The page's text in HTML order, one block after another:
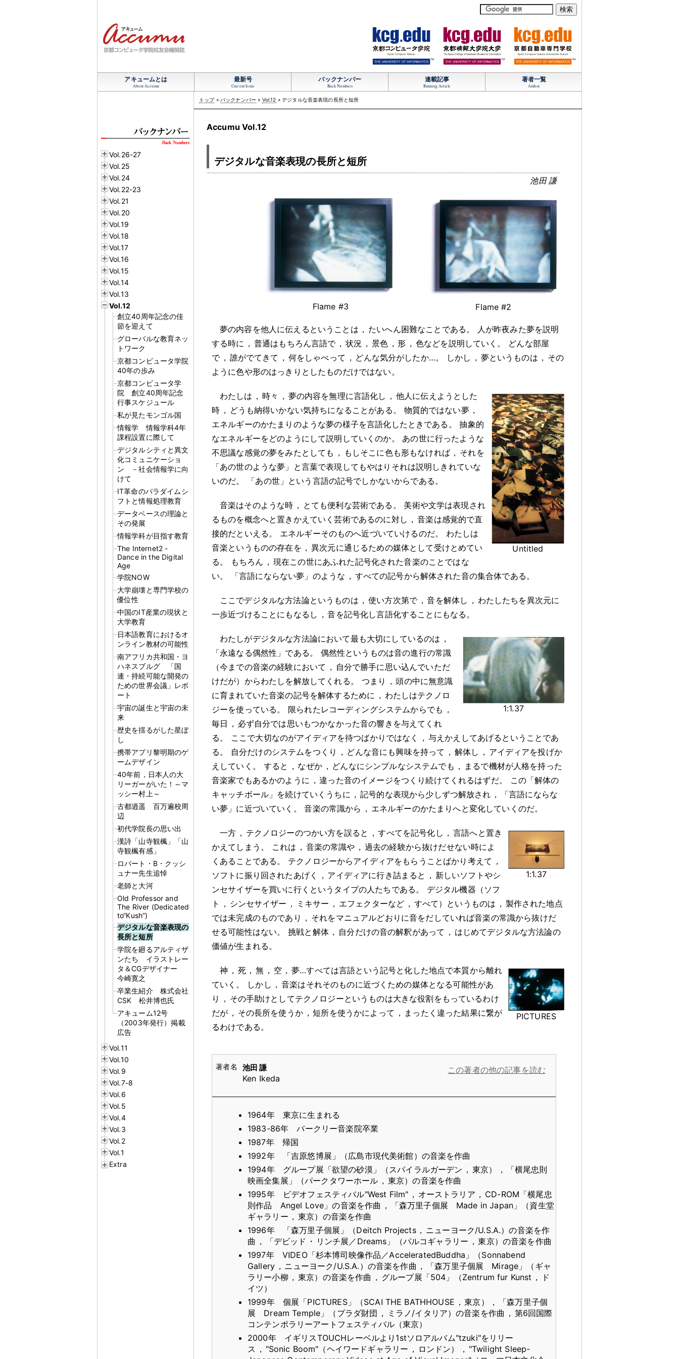
TM TM TM
アキュームとは
About Accumu
最新号
Current Issue
バックナンバー
Back Numbers
連載記事
Running Article
著者一覧
Author
Vol.26-27
Vol.25
Vol.24
Vol.22-23
Vol.21
Vol.20
Vol.19
Vol.18
Vol.17
Vol.16
Vol.15
Vol.14
Vol.13
Vol.12
創立40周年記念の佳
節を迎えて
グローバルな教育ネッ
トワーク
京都コンピュータ学院
40年の歩み
京都コンピュータ学
院 創立40周年記念
行事スケジュール
私が見たモンゴル国
情報学 情報学科4年
課程設置に際して
デジタルシティと異文
化コミュニケーショ
ン －社会情報学に向
けて
IT革命のパラダイムシ
フトと情報処理教育
データベースの理論と
その発展
情報学科が目指す教育
The Internet2 -
Dance in the Digital
Age
学院NOW
大学崩壊と専門学校の
優位性
中国のIT産業の現状と
大学教育
日本語教育におけるオ
ンライン教材の可能性
南アフリカ共和国・ヨ
ハネスブルグ 「国
連・持続可能な開発の
ための世界会議」レポ
ート
宇宙の誕生と宇宙の未
来
歴史を揺るがした星ぼ
し
携帯アプリ黎明期のゲ
ームデザイン
40年前，日本人の大
リーガーがいた！～マ
ッシー村上～
古都逍遥 百万遍校周
辺
初代学院長の思い出
漢詩「山寺観楓」「山
寺観楓有感」
ロバート・B・クッシ
ュナー先生追悼
老師と大河
Old Professor and
The River (Dedicated
to“Kush”)
デジタルな音楽表現の
長所と短所
学院を廻るアルティザ
ンたち イラストレー
タ＆CGデザイナー
今崎寛之
卒業生紹介 株式会社
CSK 松井博也氏
アキューム12号
（2003年発行）掲載
広告
Vol.11
Vol.10
Vol.9
Vol.7-8
Vol.6
Vol.5
Vol.4
Vol.3
Vol.2
Vol.1
Extra
トップ» バックナンバー » Vol.12 » デジタルな音楽表現の長所と短所
Accumu Vol.12
デジタルな音楽表現の長所と短所
池田 謙
Flame #2
Flame #3
夢の内容を他人に伝えるということは ， たいへん困難なことである 。
人が昨夜みた夢を説明
する時に ， 普通はもちろん言語で ， 状況 ， 景色 ， 形 ， 色などを説明していく 。
どんな部屋
で ， 誰がでてきて ， 何をしゃべって ， どんな気分がしたか…。 しかし ， 夢というものは ， その
ように色や形のはっきりとしたものだけではない 。
Untitled
わたしは ， 時々 ， 夢の内容を無理に言語化し ， 他人に伝えようとした
時 ， どうも納得いかない気持ちになることがある 。 物質的ではない夢 ，
エネルギーのかたまりのような夢の様子を言語化したときである 。
抽象的
なエネルギーをどのようにして説明していくのか。
あの世に行ったような
不思議な感覚の夢をみたとしても ， もしそこに色も形もなければ ， それを
「あの世のような夢」と言葉で表現してもやはりそれは説明しきれていな
いのだ。 「あの世」という言語の記号でしかないからである 。
音楽はそのような時 ， とても便利な芸術である 。
美術や文学は表現され
るものを概念へと置きかえていく芸術であるのに対し ， 音楽は感覚的で直
接的だといえる 。 エネルギーそのものへ近づいていけるのだ。
わたしは
音楽というものの存在を ， 異次元に通じるための媒体として受けとめてい
る 。 もちろん ， 現在この世にあふれた記号化された音楽のことではな
い。 「言語にならない夢」のような ， すべての記号から解体された音の集合体である 。
ここでデジタルな方法論というものは ， 使い方次第で ， 音を解体し ， わたしたちを異次元に
一歩近づけることにもなるし ， 音を記号化し言語化することにもなる 。
1:1.37
わたしがデジタルな方法論において最も大切にしているのは ，
「永遠なる偶然性」である 。
偶然性というものは音の進行の常識
（今までの音楽の経験において ， 自分で勝手に思い込んでいただ
けだが）からわたしを解放してくれる 。 つまり ， 頭の中に無意識
に育まれていた音楽の記号を解体するために ， わたしはテクノロ
ジーを使っている 。 限られたレコーディングシステムからでも ，
毎日 ， 必ず自分では思いもつかなかった音の響きを与えてくれ
る 。 ここで大切なのがアイディアを待つばかりではなく ， 与えかえしてあげるということであ
る 。 自分だけのシステムをつくり ， どんな音にも興味を持って ， 解体し ， アイディアを投げか
えしていく 。 すると ， なぜか ， どんなにシンプルなシステムでも ， まるで機材が人格を持った
音楽家でもあるかのように ， 違った音のイメージをつくり続けてくれるはずだ。
この「解体の
キャッチボール」を続けていくうちに ， 記号的な表現から少しずつ解放され ，
「言語にならな
い夢」に近づいていく 。 音楽の常識から ， エネルギーのかたまりへと変化していくのだ。
1:1.37
一方 ， テクノロジーのつかい方を誤ると ， すべてを記号化し ， 言語へと置き
かえてしまう 。 これは ， 音楽の常識や ， 過去の経験から抜けだせない時によ
くあることである 。 テクノロジーからアイディアをもらうことばかり考えて ，
ソフトに振り回されたあげく
， アイディアに行き詰まると ， 新しいソフトやシ
ンセサイザーを買いに行くというタイプの人たちである 。
デジタル機器（ソフ
ト
， シンセサイザー ， ミキサー ， エフェクターなど ， すべて）というものは ， 製作された地点
では未完成のものであり ， それをマニュアルどおりに音をだしていれば音楽の常識から抜けだ
せる可能性はない。 挑戦と解体 ， 自分だけの音の解釈があって ， はじめてデジタルな方法論の
価値が生まれる 。
PICTURES
神 ， 死 ， 無 ， 空 ， 夢…すべては言語という記号と化した地点で本質から離れ
ていく 。 しかし ， 音楽はそれそのものに近づくための媒体となる可能性があ
り
， その手助けとしてテクノロジーというものは大きな役割をもっているわけ
だが ， その長所を使うか ， 短所を使うかによって ， まったく違った結果に繋が
るわけである 。
この著者の他の記事を読む
池田 謙
Ken Ikeda
1964年 東京に生まれる
1983-86年 バークリー音楽院卒業
1987年 帰国
1992年 「吉原悠博展」（広島市現代美術館）の音楽を作曲
1994年 グループ展「欲望の砂漠」（スパイラルガーデン ， 東京） ，
「横尾忠則
映画全集展」（パークタワーホール ， 東京）の音楽を作曲
1995年 ビデオフェスティバル"West Film" ， オーストラリア ， CD-ROM「横尾忠
則作品 Angel Love」の音楽を作曲 ，
「森万里子個展 Made in Japan」（資生堂
ギャラリー ， 東京）の音楽を作曲
1996年 「森万里子個展」（Deitch Projects ， ニューヨーク/U.S.A.）の音楽を作
曲 ， 「デビッド ・ リンチ展／Dreams」（パルコギャラリー ， 東京）の音楽を作曲
1997年 VIDEO「杉本博司映像作品／AcceleratedBuddha」（Sonnabend
Gallery ， ニューヨーク/U.S.A.）の音楽を作曲 ，
「森万里子個展 Mirage」（ギャ
ラリー小柳 ， 東京）の音楽を作曲 ， グループ展「504」（Zentrum fur Kunst ，
ド
イツ）
1999年 個展「PICTURES」（SCAI THE BATHHOUSE ， 東京） ，
「森万里子個
展 Dream Temple」（プラダ財団 ， ミラノ/イタリア）の音楽を作曲 ， 第6回国際
コンテンポラリーアートフェスティバル（東京）
2000年 イギリスTOUCHレーベルより1stソロアルバム"tzuki"をリリー
ス ， "Sonic Boom"（ヘイワードギャラリー ， ロンドン） ， "Twilight Sleep-